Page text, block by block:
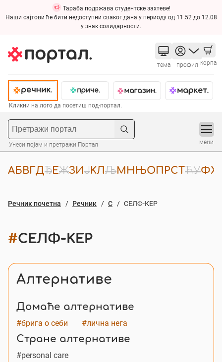
Тараба подржава студентске захтеве!
Наши сајтови ће бити недоступни сваког дана у периоду од 11.52 до 12.08
у знак солидарности.
тема профил корпа
Кликни на лого да посетиш под-портал.
Унеси појам и претражи Портал мени
АБВГ ДЂЕЖЗИЈКЛЉМНЊОПРС Т ЋУФХ
Речник почетна Речник С СЕЛФ-КЕР
#СЕЛФ-КЕР
Алтернативе
Домаће алтернативе
#брига о себи #лична нега
Стране алтернативе
#personal care